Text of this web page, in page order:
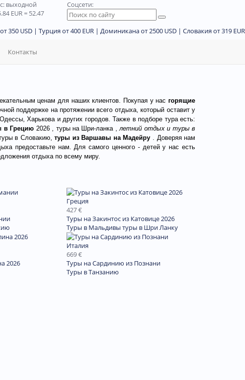
выходной
EUR= 52.47
Соцсети:
350 USD | Турция от 400 EUR | Доминикана от 2500 USD | Словакия от 319 EUR
Контакты
ценам для наших клиентов. Покупая у нас горящие
поддержке на протяжении всего отдыха, который оставит у
Харькова и других городов. Также в подборе тура есть:
в Грецию 2026, туры на Шри-ланка ,летний отдых и туры в
в Словакию,туры из Варшавы на Мадейру . Доверяя нам
предоставьте нам. Для самого ценного - детей у нас есть
отдыха по всему миру.
Греция
427 €
Туры на Закинтос из Катовице 2026
Туры в Мальдивы туры в Шри Ланку
2026
Италия
669 €
Туры на Сардинию из Познани
Туры в Танзанию